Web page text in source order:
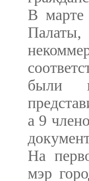
В марте
Палаты,
были
а 9
На
мэр